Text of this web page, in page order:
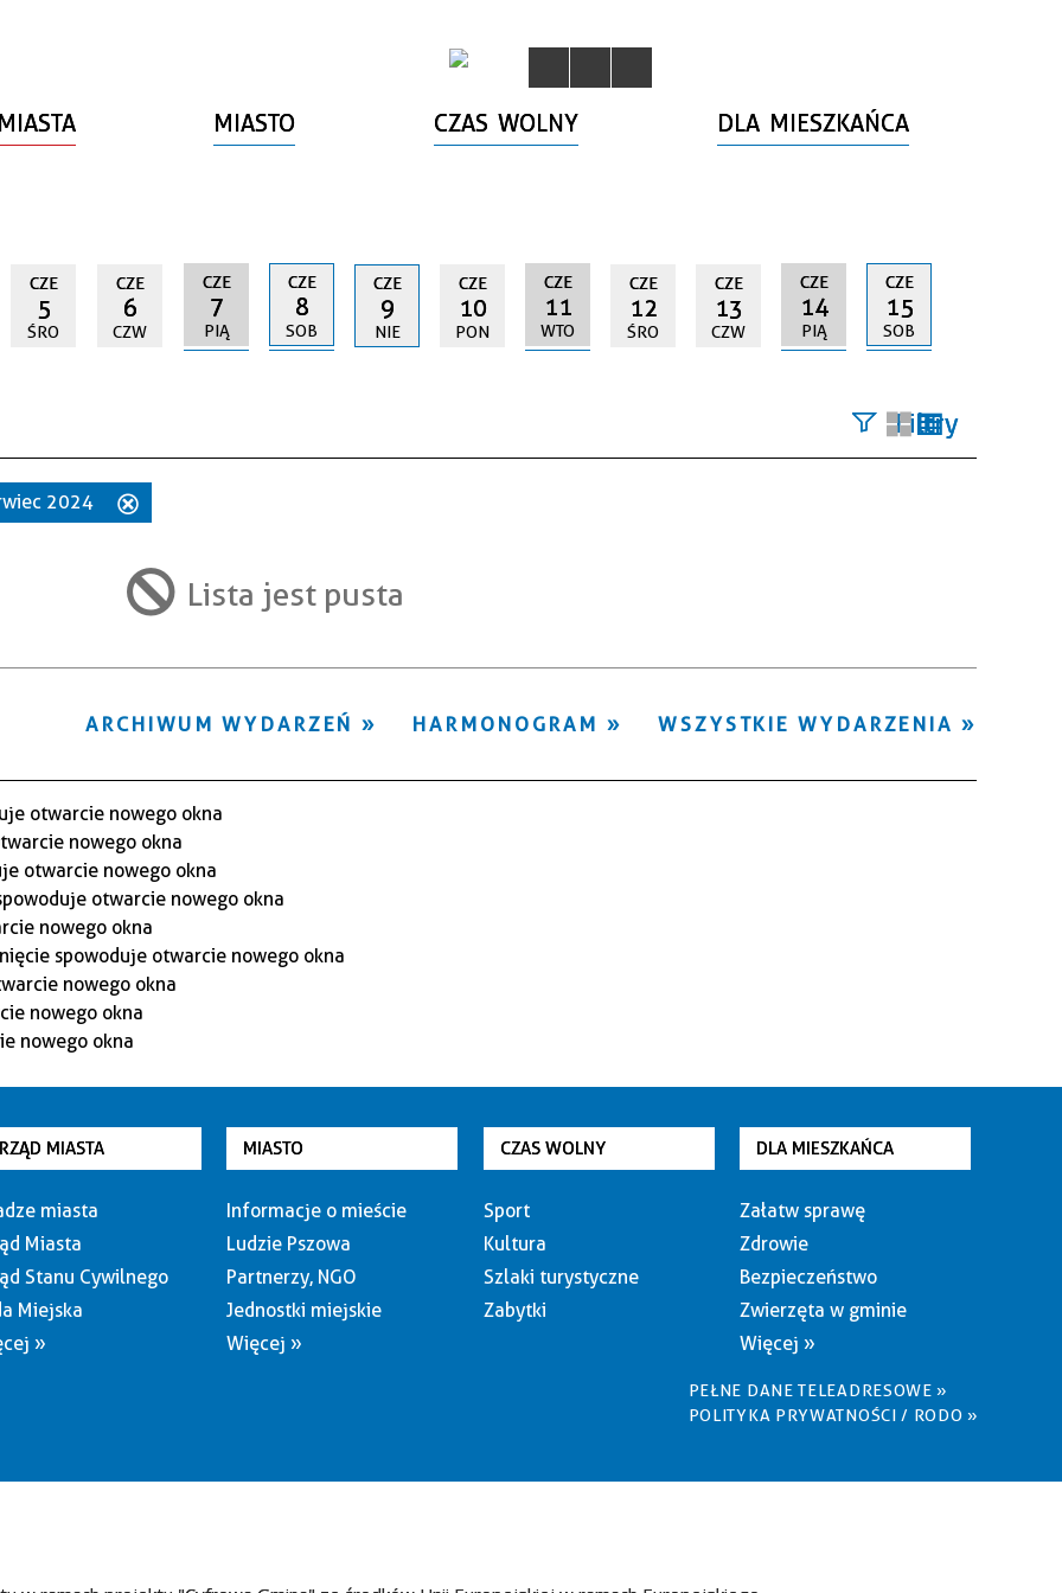
MIASTO CZAS WOLNY DLA MIESZKAŃCA
CZE
5
ŚRO
CZE
6
CZW
CZE
7
PIĄ
CZE
8
SOB
CZE
9
NIE
CZE
10
PON
CZE
11
WTO
CZE
12
ŚRO
CZE
13
CZW
CZE
14
PIĄ
CZE
15
SOB
Filtry
Miejsce
2024
filtr
Lista jest pusta
WSZYSTKIE WYDARZENIA
HARMONOGRAM
ARCHIWUM WYDARZEŃ
MIASTA
miasta
Miasta
Stanu Cywilnego
Miejska
»
MIASTO
Informacje o mieście
Ludzie Pszowa
Partnerzy, NGO
Jednostki miejskie
Więcej »
CZAS WOLNY
Sport
Kultura
Szlaki turystyczne
Zabytki
DLA MIESZKAŃCA
Załatw sprawę
Zdrowie
Bezpieczeństwo
Zwierzęta w gminie
Więcej »
PEŁNE DANE TELEADRESOWE »
POLITYKA PRYWATNOŚCI / RODO »